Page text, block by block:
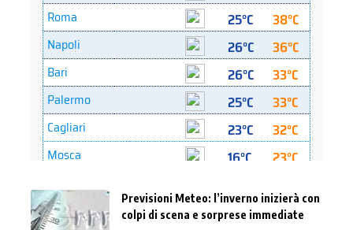
Previsioni Meteo: l’inverno inizierà con
colpi di scena e sorprese immediate